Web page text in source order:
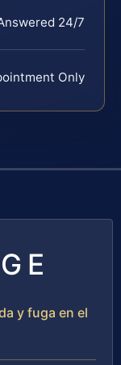
24/7
Only
y fuga en el